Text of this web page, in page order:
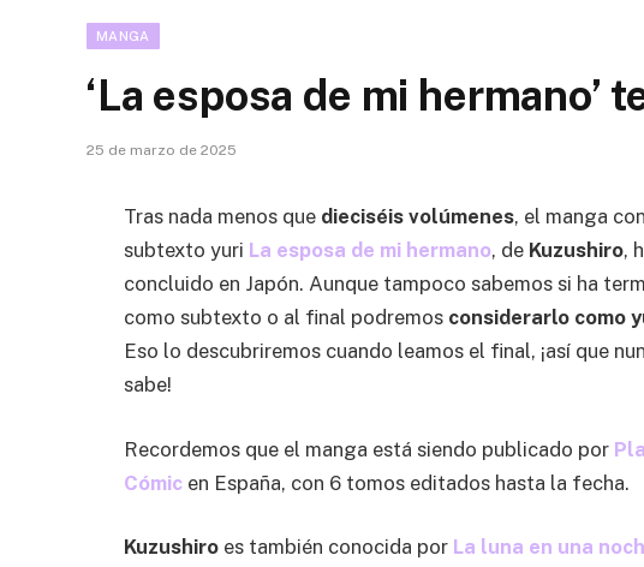
MANGA
‘La esposa de mi hermano’
25 de marzo de 2025
Tras nada menos que dieciséis volúmenes, el manga con
subtexto yuri La esposa de mi hermano, de Kuzushiro,
concluido en Japón. Aunque tampoco sabemos si ha
como subtexto o al final podremos considerarlo como
Eso lo descubriremos cuando leamos el final, ¡así que
sabe!
Recordemos que el manga está siendo publicado por
Cómic en España, con 6 tomos editados hasta la fecha.
Kuzushiro es también conocida por La luna en una